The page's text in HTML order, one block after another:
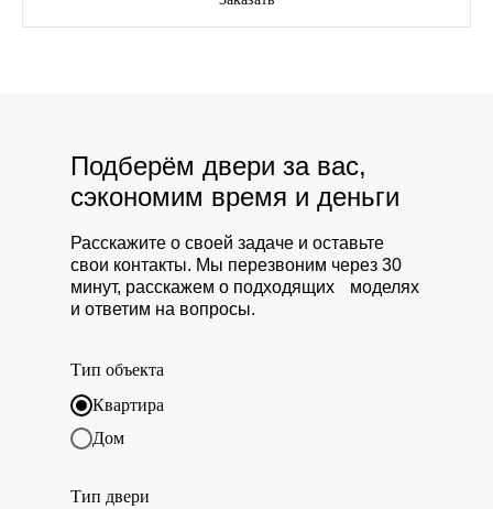
Тип объекта
Квартира
Дом
Тип двери
Расскажите о своей задаче и оставьте
свои контакты. Мы перезвоним через 30
минут, расскажем о подходящих моделях
и ответим на вопросы.
Подберём двери за вас,
сэкономим время и деньги